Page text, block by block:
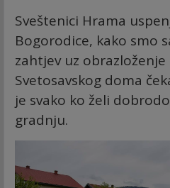
Sveštenici Hrama
Bogorodice, kako smo
zahtjev uz
Svetosavskog doma
je svako ko želi
gradnju.